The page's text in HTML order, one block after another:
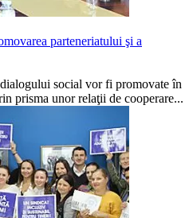
parteneriatului şi a
social vor fi promovate în
prisma unor relaţii de cooperare...